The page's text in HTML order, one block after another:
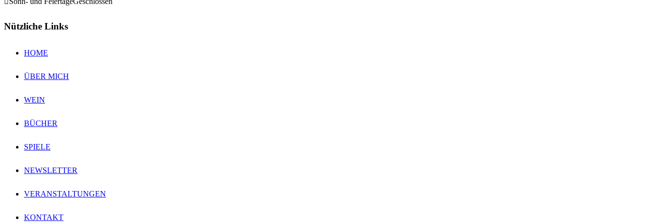
Nützliche Links
HOME
ÜBER MICH
WEIN
BÜCHER
SPIELE
NEWSLETTER
VERANSTALTUNGEN
KONTAKT